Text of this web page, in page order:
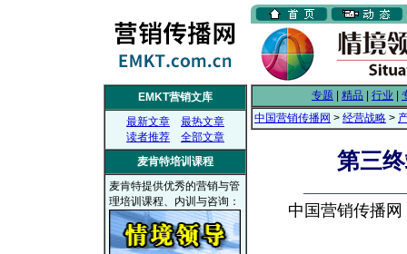
EMKT营销文库
最新文章
最热文章
读者推荐
全部文章
麦肯特培训课程
麦肯特提供优秀的营销与管
理培训课程、内训与咨询：
专题 精品 行业
中国营销传播网 > 经营战略 >
第三
中国营销传播